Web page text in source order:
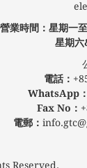
營業時間：星期一
星期六
公眾假
電話：
WhatsApp：
Fax No：
電郵：
Reserved.